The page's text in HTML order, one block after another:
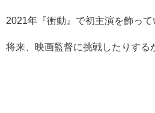
2021年『衝動』で初主演を飾って
将来、映画監督に挑戦したりする